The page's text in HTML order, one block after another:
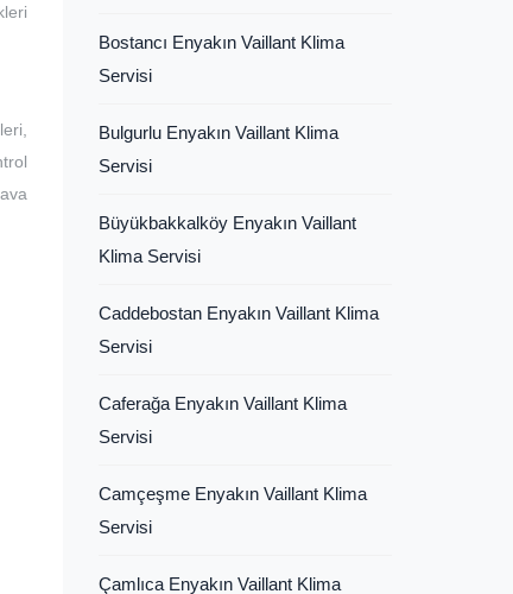
Bostancı Enyakın Vaillant Klima
Servisi
Bulgurlu Enyakın Vaillant Klima
Servisi
Büyükbakkalköy Enyakın Vaillant
Klima Servisi
Caddebostan Enyakın Vaillant Klima
Servisi
Caferağa Enyakın Vaillant Klima
Servisi
Camçeşme Enyakın Vaillant Klima
Servisi
Çamlıca Enyakın Vaillant Klima